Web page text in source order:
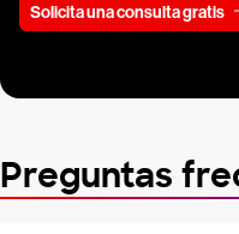
Solicita una consulta gratis
Preguntas